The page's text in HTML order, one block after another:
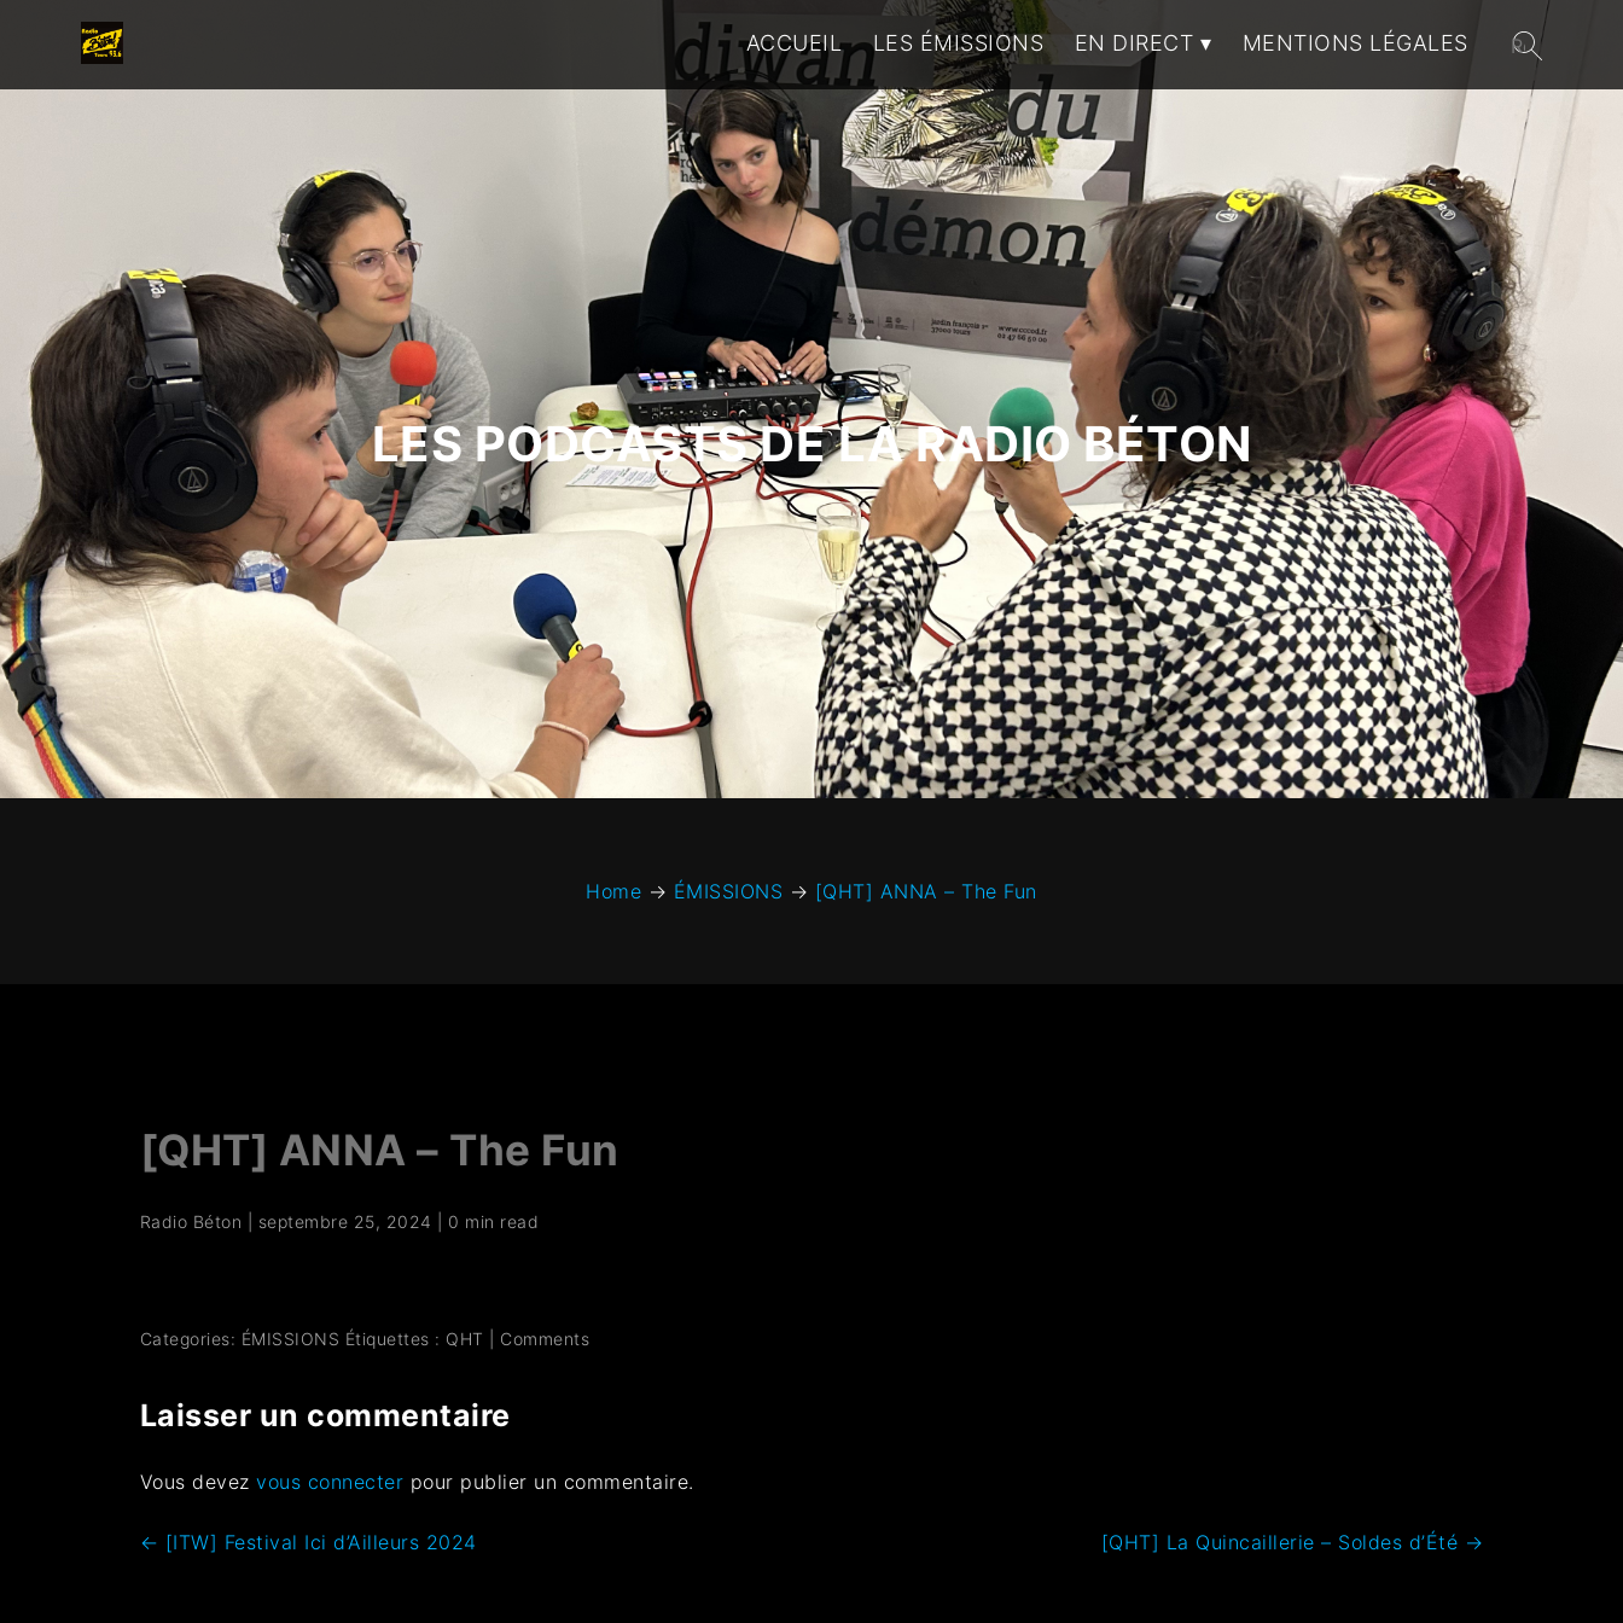
ACCUEIL LES ÉMISSIONS EN DIRECT MENTIONS LÉGALES
LES PODCASTS DE LA RADIO BÉTON
Home → ÉMISSIONS → [QHT] ANNA – The Fun
[QHT] ANNA – The Fun
Radio Béton septembre 25, 2024 0 min read
Categories: ÉMISSIONS Étiquettes : QHT Comments
Laisser un commentaire
Vous devezvous connecter pour publier un commentaire.
← [ITW] Festival Ici d’Ailleurs 2024 [QHT] La Quincaillerie – Soldes d’Été →